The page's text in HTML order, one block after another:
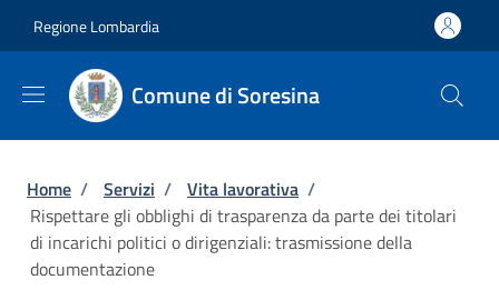
Regione Lombardia
Comune di Soresina
Briciole di pane
Home / Servizi / Vita lavorativa /
Rispettare gli obblighi di trasparenza da parte dei titolari
di incarichi politici o dirigenziali: trasmissione della
documentazione